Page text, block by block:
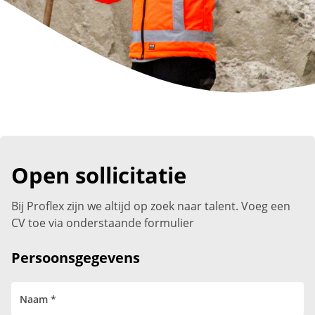
Open sollicitatie
Bij Proflex zijn we altijd op zoek naar talent. Voeg een
CV toe via onderstaande formulier
Persoonsgegevens